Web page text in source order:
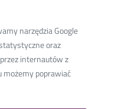
narzędzia Google
oraz
internautów z
możemy poprawiać